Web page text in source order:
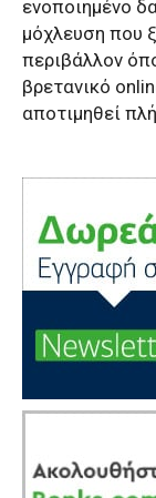
ενοποιημένο
μόχλευση που
περιβάλλον
βρετανικό
αποτιμηθεί